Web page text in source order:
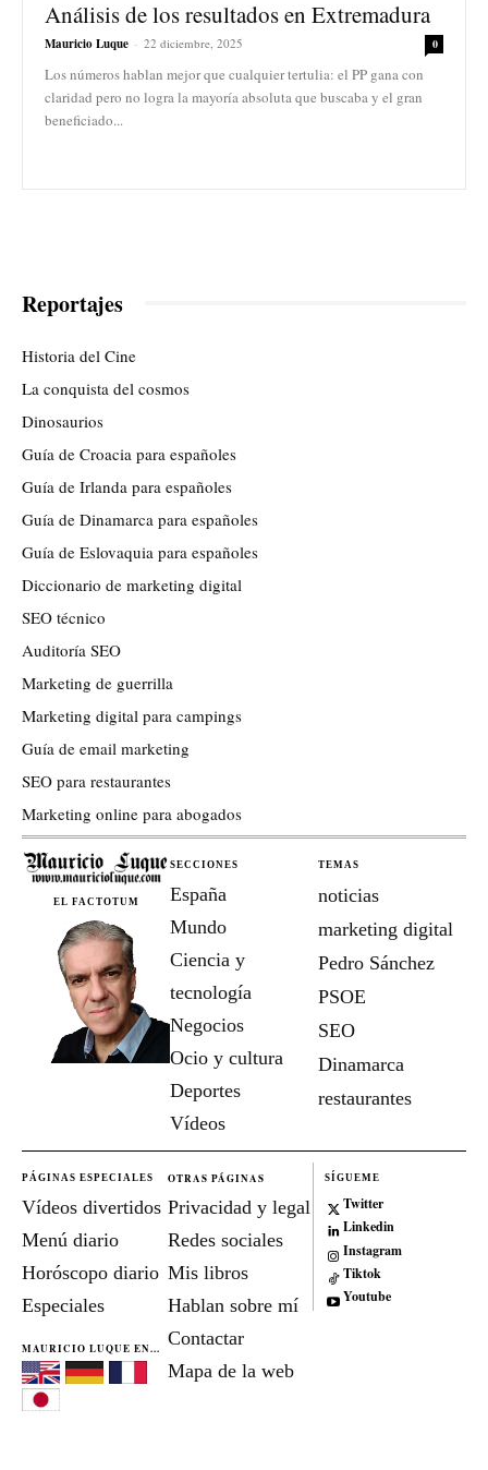
Análisis de los resultados en Extremadura
Mauricio Luque - 22 diciembre, 2025 0
Los números hablan mejor que cualquier tertulia: el PP gana con
claridad pero no logra la mayoría absoluta que buscaba y el gran
beneficiado...
Reportajes
Historia del Cine
La conquista del cosmos
Dinosaurios
Guía de Croacia para españoles
Guía de Irlanda para españoles
Guía de Dinamarca para españoles
Guía de Eslovaquia para españoles
Diccionario de marketing digital
SEO técnico
Auditoría SEO
Marketing de guerrilla
Marketing digital para campings
Guía de email marketing
SEO para restaurantes
Marketing online para abogados
EL FACTOTUM
SECCIONES
España
Mundo
Ciencia y
tecnología
Negocios
Ocio y cultura
Deportes
Vídeos
TEMAS
noticias
marketing digital
Pedro Sánchez
PSOE
SEO
Dinamarca
restaurantes
PÁGINAS ESPECIALES
Vídeos divertidos
Menú diario
Horóscopo diario
Especiales
MAURICIO LUQUE EN...
OTRAS PÁGINAS
Privacidad y legal
Redes sociales
Mis libros
Hablan sobre mí
Contactar
Mapa de la web
SÍGUEME
Twitter
Linkedin
Instagram
Tiktok
Youtube